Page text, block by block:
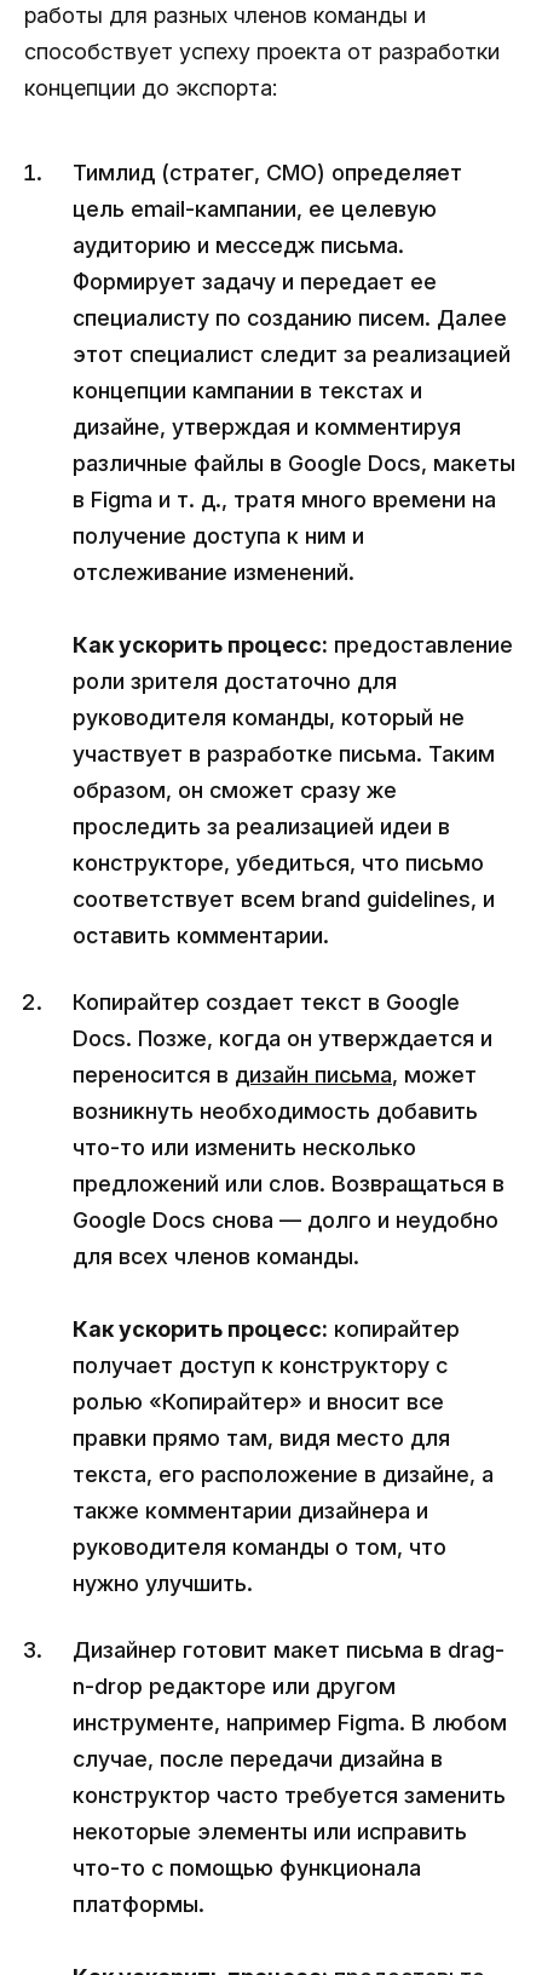
работы для разных членов команды и
способствует успеху проекта от разработки
концепции до экспорта:
Тимлид (стратег, CMO) определяет
цель email-кампании, ее целевую
аудиторию и месседж письма.
Формирует задачу и передает ее
специалисту по созданию писем. Далее
этот специалист следит за реализацией
концепции кампании в текстах и
дизайне, утверждая и комментируя
различные файлы в Google Docs, макеты
в Figma и т. д., тратя много времени на
получение доступа к ним и
отслеживание изменений.
Как ускорить процесс: предоставление
роли зрителя достаточно для
руководителя команды, который не
участвует в разработке письма. Таким
образом, он сможет сразу же
проследить за реализацией идеи в
конструкторе, убедиться, что письмо
соответствует всем brand guidelines, и
оставить комментарии.
Копирайтер создает текст в Google
Docs. Позже, когда он утверждается и
переносится в дизайн письма, может
возникнуть необходимость добавить
что-то или изменить несколько
предложений или слов. Возвращаться в
Google Docs снова — долго и неудобно
для всех членов команды.
Как ускорить процесс: копирайтер
получает доступ к конструктору с
ролью «Копирайтер» и вносит все
правки прямо там, видя место для
текста, его расположение в дизайне, а
также комментарии дизайнера и
руководителя команды о том, что
нужно улучшить.
Дизайнер готовит макет письма в drag-
n-drop редакторе или другом
инструменте, например Figma. В любом
случае, после передачи дизайна в
конструктор часто требуется заменить
некоторые элементы или исправить
что-то с помощью функционала
платформы.